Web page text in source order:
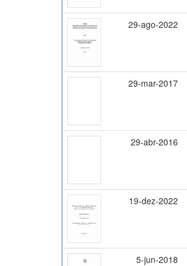
29-ago-2022
29-mar-2017
29-abr-2016
19-dez-2022
5-jun-2018